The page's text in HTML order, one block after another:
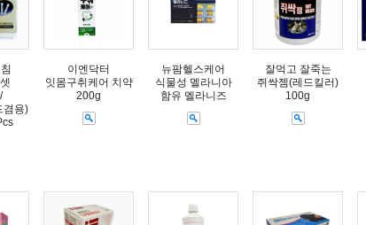
겸용)
이엔닥터
잇몸구취케어 치약
200g
뉴팜헬스케어
식물성 멜라니아
함유 멜라니즈
잘먹고 잘죽는
쥐싹젬(레드킬러)
100g